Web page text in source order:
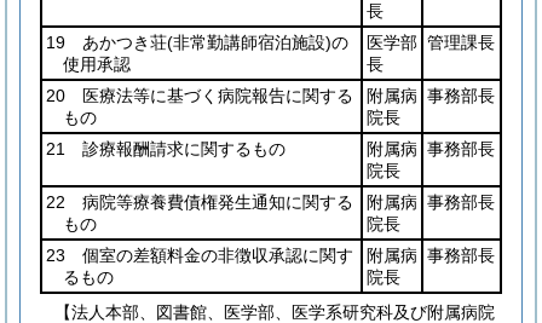
長
19 あかつき荘(非常勤講師宿泊施設)の
使用承認
医学部
長
管理課長
20 医療法等に基づく病院報告に関する
もの
附属病
院長
事務部長
21 診療報酬請求に関するもの
附属病
院長
事務部長
22 病院等療養費債権発生通知に関する
もの
附属病
院長
事務部長
23 個室の差額料金の非徴収承認に関す
るもの
附属病
院長
事務部長
【法人本部、図書館、医学部、医学系研究科及び附属病院